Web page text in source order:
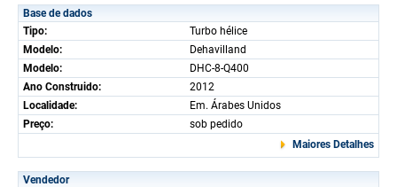
Base de dados
Tipo:
Turbo hélice
Modelo:
Dehavilland
Modelo:
DHC-8-Q400
Ano Construido:
2012
Localidade:
Em. Árabes Unidos
Preço:
sob pedido
Maiores Detalhes
Vendedor